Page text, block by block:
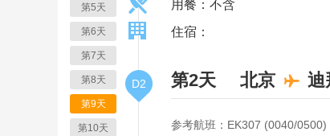
第5天
第6天
第7天
第8天
第9天
第10天
用餐：不含
住宿：
D2 第2天 北京 迪
参考航班：EK307 (0040/